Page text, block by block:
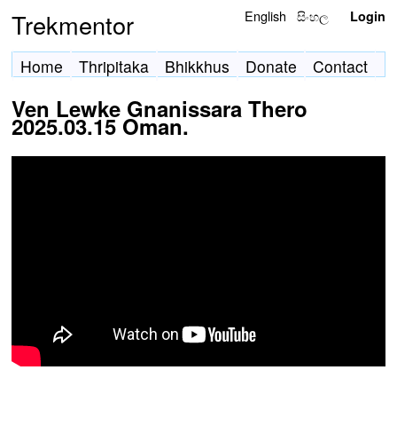
Trekmentor English සිංහල Login
Home Thripitaka Bhikkhus Donate Contact
Ven Lewke Gnanissara Thero
2025.03.15 Oman.